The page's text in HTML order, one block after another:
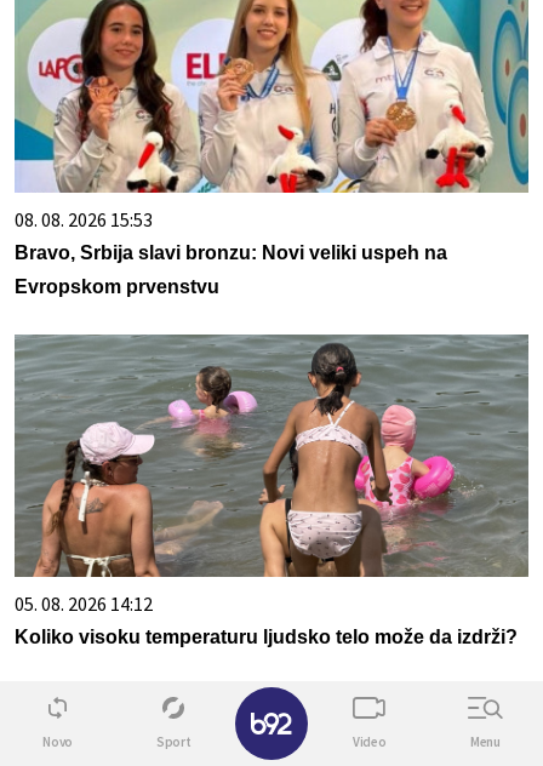
08. 08. 2026 15:53
Bravo, Srbija slavi bronzu: Novi veliki uspeh na
Evropskom prvenstvu
05. 08. 2026 14:12
Koliko visoku temperaturu ljudsko telo može da izdrži?
Novo Sport Video Menu
✕